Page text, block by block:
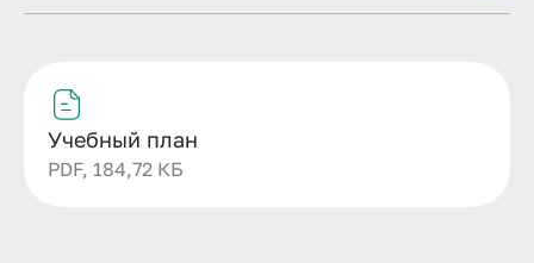
Учебный план
PDF, 184,72 КБ